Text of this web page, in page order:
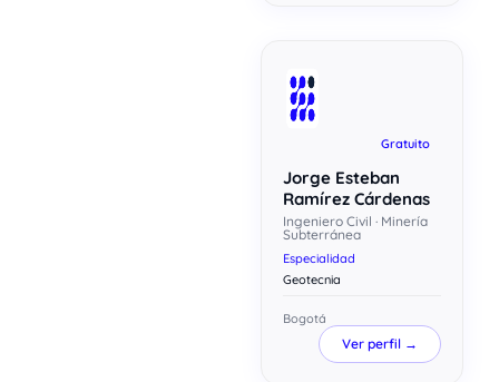
Gratuito
Jorge Esteban
Ramírez Cárdenas
Ingeniero Civil · Minería
Subterránea
Especialidad
Geotecnia
Bogotá
Ver perfil →